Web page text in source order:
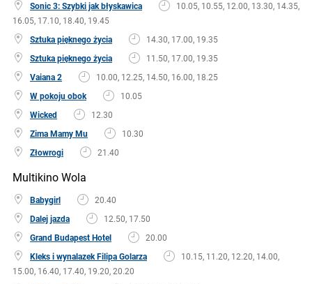
Sonic 3: Szybki jak błyskawica
10.05, 10.55, 12.00, 13.30, 14.35,
16.05, 17.10, 18.40, 19.45
Sztuka pięknego życia
14.30, 17.00, 19.35
Sztuka pięknego życia
11.50, 17.00, 19.35
Vaiana 2
10.00, 12.25, 14.50, 16.00, 18.25
W pokoju obok
10.05
Wicked
12.30
Zima Mamy Mu
10.30
Złowrogi
21.40
Multikino Wola
Babygirl
20.40
Dalej jazda
12.50, 17.50
Grand Budapest Hotel
20.00
Kleks i wynalazek Filipa Golarza
10.15, 11.20, 12.20, 14.00,
15.00, 16.40, 17.40, 19.20, 20.20